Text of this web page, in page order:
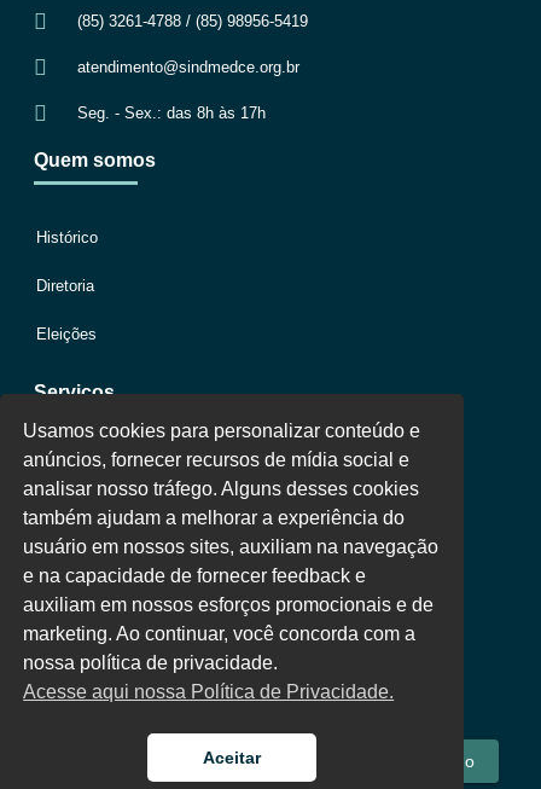
(85) 3261-4788 / (85) 98956-5419
atendimento@sindmedce.org.br
Seg. - Sex.: das 8h às 17h
Quem somos
Histórico
Diretoria
Eleições
Serviços
Jurídico
Oportunidades
Clube de Vantagens
Área Colaborador
Fale Conosco
Usamos cookies para personalizar conteúdo e
anúncios, fornecer recursos de mídia social e
analisar nosso tráfego. Alguns desses cookies
também ajudam a melhorar a experiência do
usuário em nossos sites, auxiliam na navegação
e na capacidade de fornecer feedback e
auxiliam em nossos esforços promocionais e de
marketing. Ao continuar, você concorda com a
nossa política de privacidade.
Acesse aqui nossa Política de Privacidade.
Aceitar